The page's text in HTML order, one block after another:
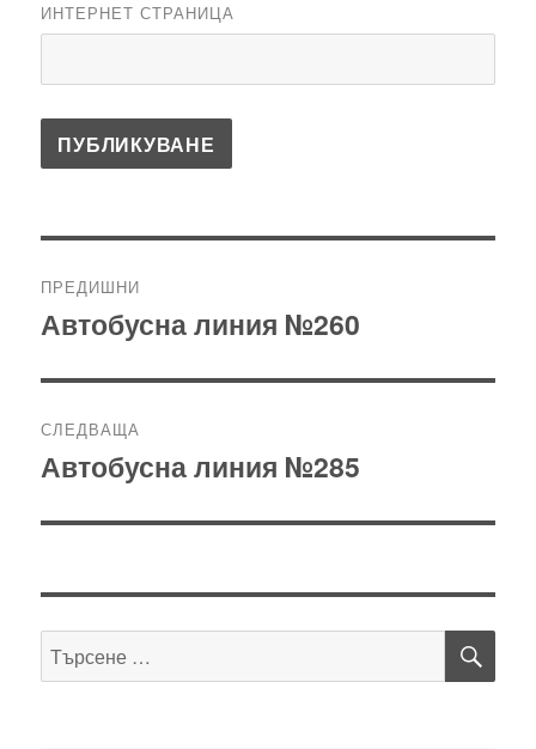
ИНТЕРНЕТ СТРАНИЦА
ПРЕДИШНИ
Предишна
Автобусна линия №260
СЛЕДВАЩА
Следваща
Автобусна линия №285
Търсене
за: